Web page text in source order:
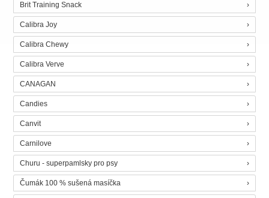
Brit Training Snack
Calibra Joy
Calibra Chewy
Calibra Verve
CANAGAN
Candies
Canvit
Carnilove
Churu - superpamlsky pro psy
Čumák 100 % sušená masíčka